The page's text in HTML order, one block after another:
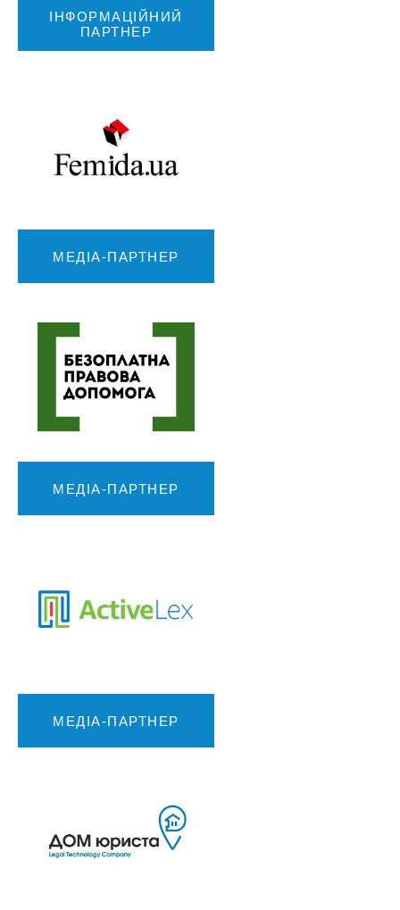
ІНФОРМАЦІЙНИЙ
ПАРТНЕР
МЕДІА-ПАРТНЕР
МЕДІА-ПАРТНЕР
МЕДІА-ПАРТНЕР